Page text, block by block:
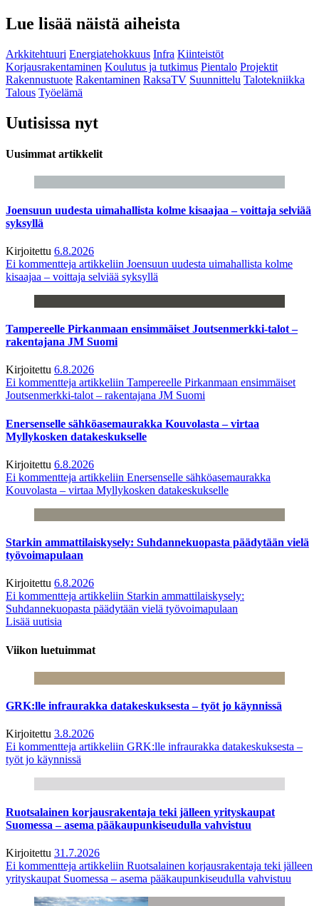
Lue lisää näistä aiheista
Arkkitehtuuri Energiatehokkuus Infra Kiinteistöt
Korjausrakentaminen Koulutus ja tutkimus Pientalo Projektit
Rakennustuote Rakentaminen RaksaTV Suunnittelu Talotekniikka
Talous Työelämä
Uutisissa nyt
Uusimmat artikkelit
Joensuun uudesta uimahallista kolme kisaajaa – voittaja selviää
syksyllä
Kirjoitettu 6.8.2026
Ei kommentteja artikkeliin Joensuun uudesta uimahallista kolme
kisaajaa – voittaja selviää syksyllä
Tampereelle Pirkanmaan ensimmäiset Joutsenmerkki-talot –
rakentajana JM Suomi
Kirjoitettu 6.8.2026
Ei kommentteja artikkeliin Tampereelle Pirkanmaan ensimmäiset
Joutsenmerkki-talot – rakentajana JM Suomi
Enersenselle sähköasemaurakka Kouvolasta – virtaa
Myllykosken datakeskukselle
Kirjoitettu 6.8.2026
Ei kommentteja artikkeliin Enersenselle sähköasemaurakka
Kouvolasta – virtaa Myllykosken datakeskukselle
Starkin ammattilaiskysely: Suhdannekuopasta päädytään vielä
työvoimapulaan
Kirjoitettu 6.8.2026
Ei kommentteja artikkeliin Starkin ammattilaiskysely:
Suhdannekuopasta päädytään vielä työvoimapulaan
Lisää uutisia
Viikon luetuimmat
GRK:lle infraurakka datakeskuksesta – työt jo käynnissä
Kirjoitettu 3.8.2026
Ei kommentteja artikkeliin GRK:lle infraurakka datakeskuksesta –
työt jo käynnissä
Ruotsalainen korjausrakentaja teki jälleen yrityskaupat
Suomessa – asema pääkaupunkiseudulla vahvistuu
Kirjoitettu 31.7.2026
Ei kommentteja artikkeliin Ruotsalainen korjausrakentaja teki jälleen
yrityskaupat Suomessa – asema pääkaupunkiseudulla vahvistuu